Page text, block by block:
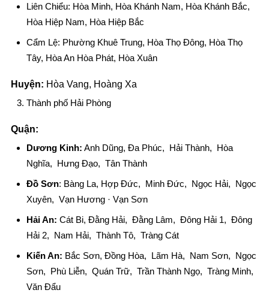
Liên Chiểu: Hòa Minh, Hòa Khánh Nam, Hòa Khánh Bắc,
Hòa Hiệp Nam, Hòa Hiệp Bắc
Cẩm Lệ: Phường Khuê Trung, Hòa Thọ Đông, Hòa Thọ
Tây, Hòa An Hòa Phát, Hòa Xuân
Huyện: Hòa Vang, Hoàng Xa
Thành phố Hải Phòng
Quận:
Dương Kinh: Anh Dũng, Đa Phúc, Hải Thành, Hòa
Nghĩa, Hưng Đạo, Tân Thành
Đồ Sơn: Bàng La, Hợp Đức, Minh Đức, Ngọc Hải, Ngọc
Xuyên, Vạn Hương · Vạn Sơn
Hải An: Cát Bi, Đằng Hải, Đằng Lâm, Đông Hải 1, Đông
Hải 2, Nam Hải, Thành Tô, Tràng Cát
Kiến An: Bắc Sơn, Đồng Hòa, Lãm Hà, Nam Sơn, Ngọc
Sơn, Phù Liễn, Quán Trữ, Trần Thành Ngọ, Tràng Minh,
Văn Đẩu